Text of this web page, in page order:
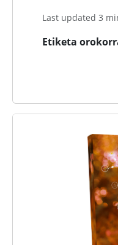
Last updated 3
Etiketa